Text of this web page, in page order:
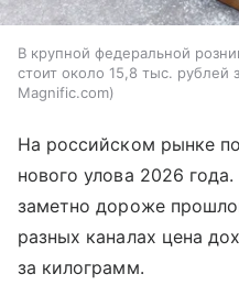
В крупной федеральной
стоит около 15,8 тыс. рублей
Magnific.com
На российском рынке
нового улова 2026
заметно дороже
разных каналах цена
за килограмм.